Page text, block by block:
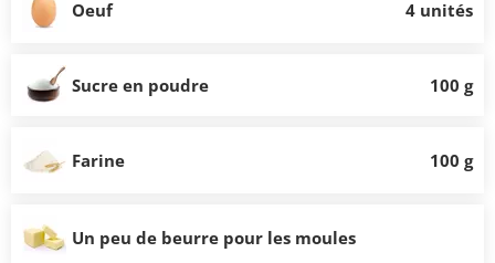
Oeuf 4 unités
Sucre en poudre 100 g
Farine 100 g
Un peu de beurre pour les moules